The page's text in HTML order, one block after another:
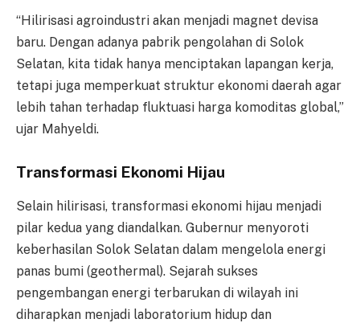
“Hilirisasi agroindustri akan menjadi magnet devisa
baru. Dengan adanya pabrik pengolahan di Solok
Selatan, kita tidak hanya menciptakan lapangan kerja,
tetapi juga memperkuat struktur ekonomi daerah agar
lebih tahan terhadap fluktuasi harga komoditas global,”
ujar Mahyeldi.
Transformasi Ekonomi Hijau
Selain hilirisasi, transformasi ekonomi hijau menjadi
pilar kedua yang diandalkan. Gubernur menyoroti
keberhasilan Solok Selatan dalam mengelola energi
panas bumi (geothermal). Sejarah sukses
pengembangan energi terbarukan di wilayah ini
diharapkan menjadi laboratorium hidup dan